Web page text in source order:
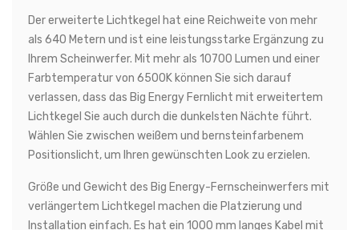
Der erweiterte Lichtkegel hat eine Reichweite von mehr
als 640 Metern und ist eine leistungsstarke Ergänzung zu
Ihrem Scheinwerfer. Mit mehr als 10700 Lumen und einer
Farbtemperatur von 6500K können Sie sich darauf
verlassen, dass das Big Energy Fernlicht mit erweitertem
Lichtkegel Sie auch durch die dunkelsten Nächte führt.
Wählen Sie zwischen weißem und bernsteinfarbenem
Positionslicht, um Ihren gewünschten Look zu erzielen.
Größe und Gewicht des Big Energy-Fernscheinwerfers mit
verlängertem Lichtkegel machen die Platzierung und
Installation einfach. Es hat ein 1000 mm langes Kabel mit